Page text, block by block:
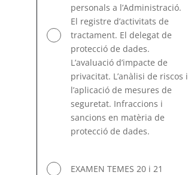
personals a l’Administració.
El registre d’activitats de
tractament. El delegat de
protecció de dades.
L’avaluació d’impacte de
privacitat. L’anàlisi de riscos i
l’aplicació de mesures de
seguretat. Infraccions i
sancions en matèria de
protecció de dades.
EXAMEN TEMES 20 i 21